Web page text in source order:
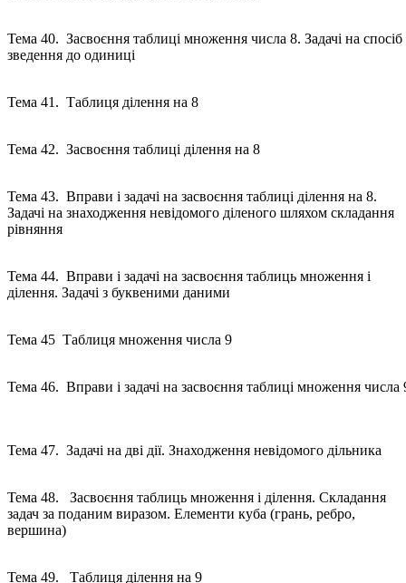
Тема 40. Засвоєння таблиці множення числа 8. Задачі на спосіб
зведення до одиниці
Тема 41. Таблиця ділення на 8
Тема 42. Засвоєння таблиці ділення на 8
Тема 43. Вправи і задачі на засвоєння таблиці ділення на 8.
Задачі на знаходження невідомого діленого шляхом складання
рівняння
Тема 44. Вправи і задачі на засвоєння таблиць множення і
ділення. Задачі з буквеними даними
Тема 45 Таблиця множення числа 9
Тема 46. Вправи і задачі на засвоєння таблиці множення числа
Тема 47. Задачі на дві дії. Знаходження невідомого дільника
Тема 48. Засвоєння таблиць множення і ділення. Складання
задач за поданим виразом. Елементи куба (грань, ребро,
вершина)
Тема 49. Таблиця ділення на 9